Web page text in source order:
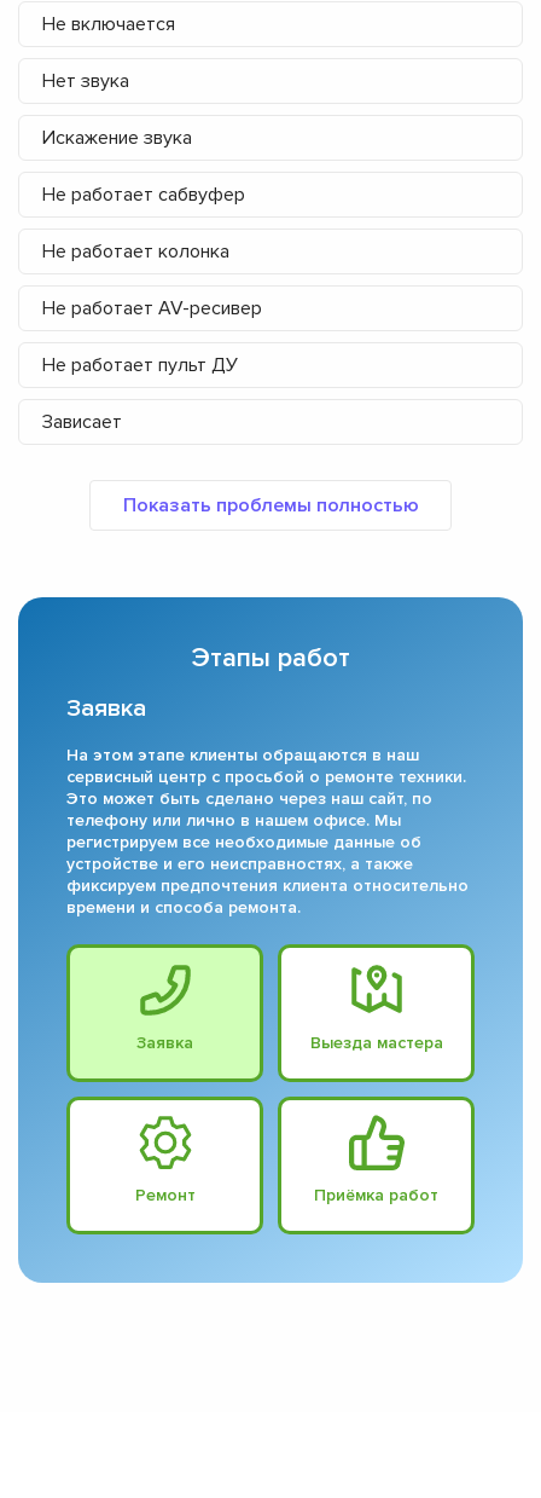
Не включается
Нет звука
Искажение звука
Не работает сабвуфер
Не работает колонка
Не работает AV-ресивер
Не работает пульт ДУ
Зависает
Этапы работ
Заявка
На этом этапе клиенты обращаются в наш
сервисный центр с просьбой о ремонте техники.
Это может быть сделано через наш сайт, по
телефону или лично в нашем офисе. Мы
регистрируем все необходимые данные об
устройстве и его неисправностях, а также
фиксируем предпочтения клиента относительно
времени и способа ремонта.
Заявка Выезда мастера
Ремонт Приёмка работ